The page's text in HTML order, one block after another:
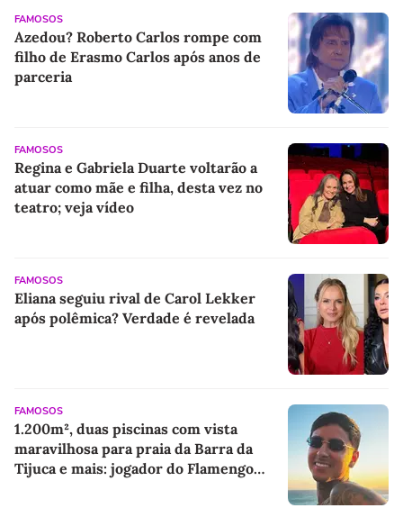
FAMOSOS
Azedou? Roberto Carlos rompe com
filho de Erasmo Carlos após anos de
parceria
FAMOSOS
Regina e Gabriela Duarte voltarão a
atuar como mãe e filha, desta vez no
teatro; veja vídeo
FAMOSOS
Eliana seguiu rival de Carol Lekker
após polêmica? Verdade é revelada
FAMOSOS
1.200m², duas piscinas com vista
maravilhosa para praia da Barra da
Tijuca e mais: jogador do Flamengo